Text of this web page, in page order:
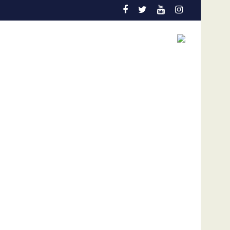
Vinicius Jr. ficharía con el Arsenal, aseguran